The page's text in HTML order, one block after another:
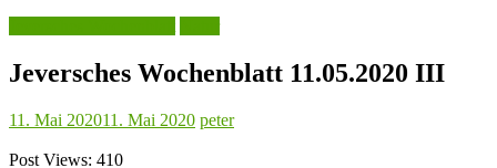
Jeversches Wochenblatt 11.05.2020 III
11. Mai 202011. Mai 2020 peter
Post Views: 410